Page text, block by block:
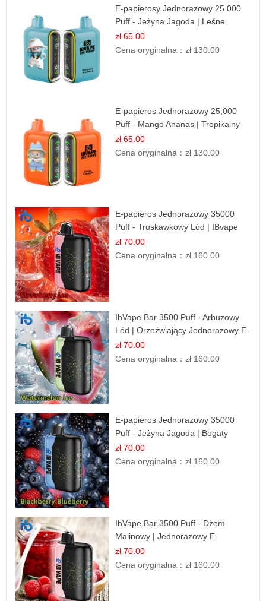
E-papierosy Jednorazowy 25 000
Puff - Jeżyna Jagoda | Leśne
Owoce
zł 65.00
Cena oryginalna：zł 130.00
E-papieros Jednorazowy 25,000
Puff - Mango Ananas | Tropikalny
Smak
zł 65.00
Cena oryginalna：zł 130.00
E-papieros Jednorazowy 35000
Puff - Truskawkowy Lód | IBvape
zł 70.00
Cena oryginalna：zł 160.00
IbVape Bar 3500 Puff - Arbuzowy
Lód | Orzeźwiający Jednorazowy E-
papieros
zł 70.00
Cena oryginalna：zł 160.00
E-papieros Jednorazowy 35000
Puff - Jeżyna Jagoda | Bogaty
Smak Leśnych Owoców
zł 70.00
Cena oryginalna：zł 160.00
IbVape Bar 3500 Puff - Dżem
Malinowy | Jednorazowy E-
papieros
zł 70.00
Cena oryginalna：zł 160.00